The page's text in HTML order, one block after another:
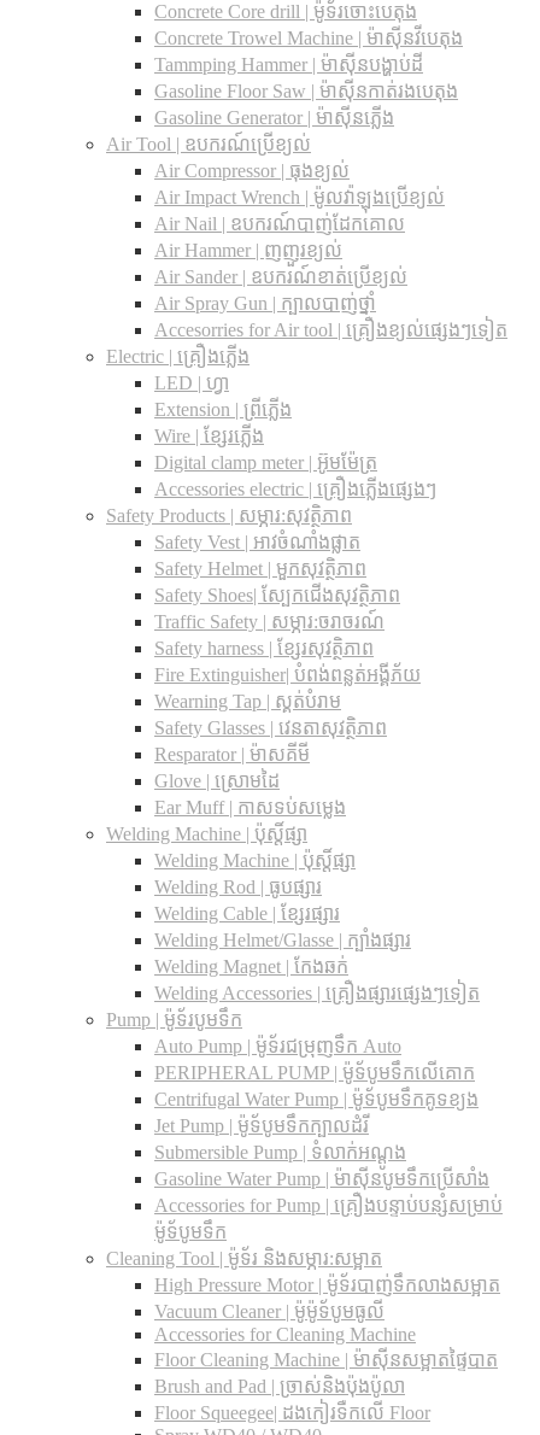
Concrete Core drill | ម៉ូទ័រចោះបេតុង
Concrete Trowel Machine | ម៉ាស៊ីនវីបេតុង
Tammping Hammer | ម៉ាស៊ីនបង្ហាប់ដី
Gasoline Floor Saw | ម៉ាស៊ីនកាត់រងបេតុង
Gasoline Generator | ម៉ាស៊ីនភ្លើង
Air Tool | ឧបករណ៍ប្រើខ្យល់
Air Compressor | ធុងខ្យល់
Air Impact Wrench | ម៉ូលវ៉ាឡុងប្រើខ្យល់
Air Nail | ឧបករណ៍បាញ់ដែកគោល
Air Hammer | ញញួរខ្យល់
Air Sander | ឧបករណ៍ខាត់ប្រើខ្យល់
Air Spray Gun | ក្បាលបាញ់ថ្នាំ
Accesorries for Air tool | គ្រឿងខ្យល់ផ្សេងៗទៀត
Electric | គ្រឿងភ្លើង
LED | ហ្វា
Extension | ព្រីភ្លើង
Wire | ខ្សែរភ្លើង
Digital clamp meter | អ៊ូមម៉ែត្រ
Accessories electric | គ្រឿងភ្លើងផ្សេងៗ
Safety Products | សម្ភារ:សុវត្ថិភាព
Safety Vest | អាវចំណាំងផ្លាត
Safety Helmet | មួកសុវត្ថិភាព
Safety Shoes| ស្បែកជើងសុវត្ថិភាព
Traffic Safety​ | សម្ភារ:ចរាចរណ៍
Safety harness | ខ្សែរសុវត្ថិភាព
Fire Extinguisher| បំពង់ពន្លត់អង្គីភ័យ
Wearning Tap | ស្គត់បំរាម
Safety Glasses | វេនតាសុវត្ថិភាព
Resparator | ម៉ាសគីមី
Glove | ស្រោមដៃ
Ear Muff | កាសទប់សម្លេង
Welding Machine | ប៉ុស្តិ៍ផ្សា
Welding Machine | ប៉ុស្តិ៍ផ្សា
Welding Rod | ធូបផ្សារ
Welding Cable | ខ្សែរផ្សារ
Welding Helmet/Glasse | ក្បាំងផ្សារ
Welding Magnet | កែងឆក់
Welding Accessories | គ្រឿងផ្សារផ្សេងៗទៀត
Pump | ម៉ូទ័របូមទឹក
Auto Pump | ម៉ូទ័រជម្រុញទឹក Auto
PERIPHERAL PUMP | ម៉ូទ័បូមទឹកលើគោក
Centrifugal Water Pump | ម៉ូទ័បូមទឹកគូទខ្យង
Jet Pump | ម៉ូទ័បូមទឹកក្បាលដំរី
Submersible Pump | ទំលាក់អណ្តូង
Gasoline Water Pump | ម៉ាស៊ីនបូមទឹកប្រើសាំង
Accessories for Pump | គ្រឿងបន្ទាប់បន្សំសម្រាប់
ម៉ូទ័បូមទឹក
Cleaning Tool | ម៉ូទ័រ និងសម្ភារ:សម្អាត
High Pressure Motor | ម៉ូទ័របាញ់ទឹកលាងសម្អាត
Vacuum Cleaner | ម៉ូម៉ូទ័បូមធូលី
Accessories for Cleaning Machine
Floor Cleaning Machine | ម៉ាស៊ីនសម្អាតផ្ទៃបាត
Brush and Pad | ច្រាស់និងប៉ុងប៉ូលា
Floor Squeegee| ដងកៀរទឺកលើ Floor